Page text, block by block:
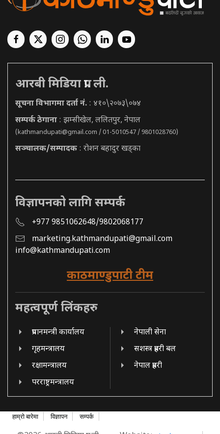
आरबी मिडिया प्रा. ली.
सूचना विभागमा दर्ता नं. : ४१०\२०७३\०७४
सम्पर्क ठेगाना : झम्सीखेल, ललितपुर, नेपाल
(kathmandupati@gmail.com / 01-5010547 / 9801028760)
सञ्चालक/सम्पादक : रोशन बहादुर खड्का
विज्ञापनको लागि सम्पर्क
+977 9851062648/9802068177
marketing.kathmandupati@gmail.com
info@kathmandupati.com
काठमाण्डुपाटी टीम
महत्वपूर्ण लिंकहरु
प्रधानमन्त्री कार्यालय
गृहमन्त्रालय
रक्षामन्त्रालय
परराष्ट्रमन्त्रालय
नेपाली सेना
सशस्त्र प्रहरी बल
नेपाल प्रहरी
हाम्रो बारेमा विज्ञापन सम्पर्क